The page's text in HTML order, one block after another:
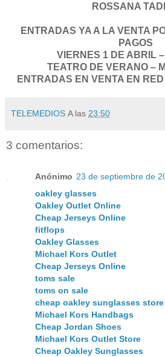
ROSSANA
ENTRADAS YA A LA VENTA
PAGOS
VIERNES 1 DE ABRIL
TEATRO DE VERANO –
ENTRADAS EN VENTA EN
TELEMEDIOS A las 23:50
3 comentarios:
Anónimo 23 de septiembre de
oakley glasses
Oakley Outlet Online
Cheap Jerseys Online
fitflops
Oakley Glasses
Michael Kors Outlet
Cheap Jerseys Online
toms sale
toms on sale
cheap oakley sunglasses store
Michael Kors Handbags
Cheap Jordan Shoes
Michael Kors Outlet Store
Cheap Oakley Sunglasses